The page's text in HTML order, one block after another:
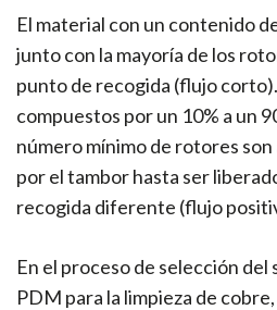
El material con un contenido
junto con la mayoría de los
punto de recogida (flujo
compuestos por un 10% a un
número mínimo de rotores
por el tambor hasta ser
recogida diferente (flujo
En el proceso de selección
PDM para la limpieza de